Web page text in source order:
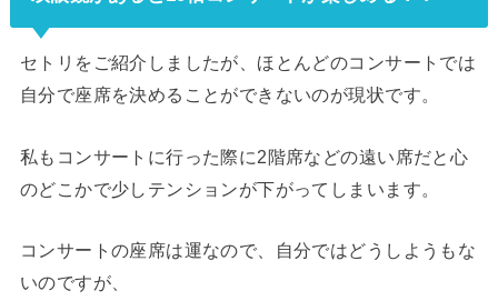
セトリをご紹介しましたが、ほとんどのコンサートでは
自分で座席を決めることができないのが現状です。
私もコンサートに行った際に2階席などの遠い席だと心
のどこかで少しテンションが下がってしまいます。
コンサートの座席は運なので、自分ではどうしようもな
いのですが、